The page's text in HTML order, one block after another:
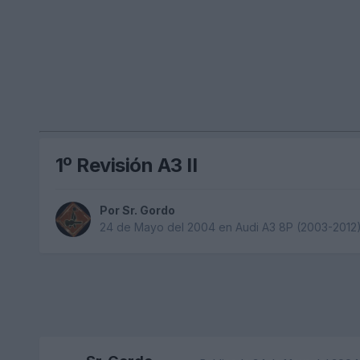
1º Revisión A3 II
Por Sr. Gordo
24 de Mayo del 2004 en Audi A3 8P (2003-2012)